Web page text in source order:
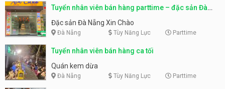
Tuyển nhân viên bán hàng parttime – đặc sản Đà
Nẵng
Đặc sản Đà Nẵng Xin Chào
Đà Nẵng Tùy Năng Lực Parttime
Tuyển nhân viên bán hàng ca tối
Quán kem dừa
Đà Nẵng Tùy Năng Lực Parttime